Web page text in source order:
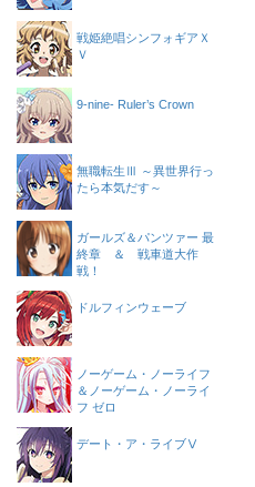
戦姫絶唱シンフォギアＸ
Ｖ
9-nine- Ruler’s Crown
無職転生Ⅲ ～異世界行っ
たら本気だす～
ガールズ＆パンツァー 最
終章 ＆ 戦車道大作
戦！
ドルフィンウェーブ
ノーゲーム・ノーライフ
＆ノーゲーム・ノーライ
フ ゼロ
デート・ア・ライブⅤ